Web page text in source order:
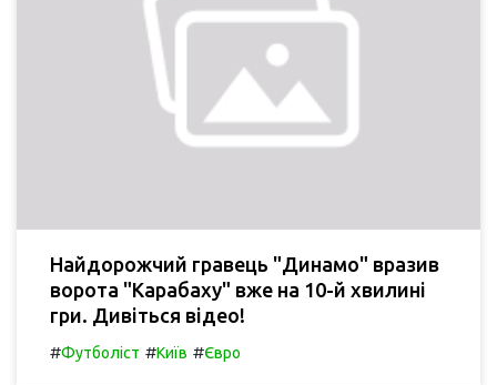
Найдорожчий гравець "Динамо" вразив
ворота "Карабаху" вже на 10-й хвилині
гри. Дивіться відео!
#Футболіст #Київ #Євро